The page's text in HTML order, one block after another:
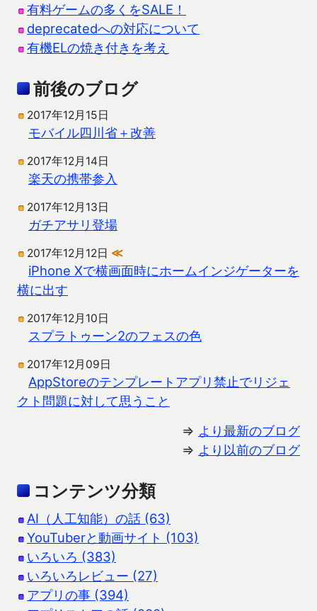
有料ゲームの多くをSALE！
deprecatedへの対応について
有機ELの焼き付きを考え
前後のブログ
2017年12月15日
モバイル四川省＋改善
2017年12月14日
楽天の携帯参入
2017年12月13日
ガチアサリ登場
2017年12月12日 ≪
iPhone Xで横画面時にホームインジゲーターを
横に出す
2017年12月10日
スプラトゥーン2のフェスの色
2017年12月09日
AppStoreのテンプレートアプリ禁止でリジェ
クト問題に対して思うこと
⇒ より最新のブログ
⇒ より以前のブログ
コンテンツ分類
AI（人工知能）の話 (63)
YouTuberと動画サイト (103)
いろいろ (383)
いろいろレビュー (27)
アプリの事 (394)